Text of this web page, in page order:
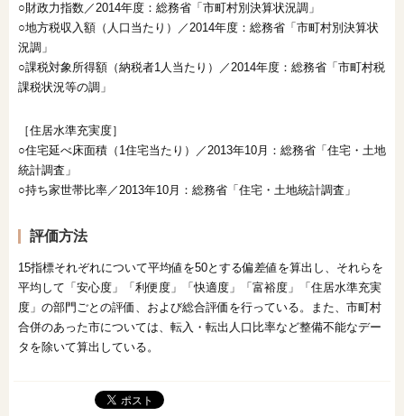
○財政力指数／2014年度：総務省「市町村別決算状況調」
○地方税収入額（人口当たり）／2014年度：総務省「市町村別決算状
況調」
○課税対象所得額（納税者1人当たり）／2014年度：総務省「市町村税
課税状況等の調」
［住居水準充実度］
○住宅延べ床面積（1住宅当たり）／2013年10月：総務省「住宅・土地
統計調査」
○持ち家世帯比率／2013年10月：総務省「住宅・土地統計調査」
評価方法
15指標それぞれについて平均値を50とする偏差値を算出し、それらを
平均して「安心度」「利便度」「快適度」「富裕度」「住居水準充実
度」の部門ごとの評価、および総合評価を行っている。また、市町村
合併のあった市については、転入・転出人口比率など整備不能なデー
タを除いて算出している。